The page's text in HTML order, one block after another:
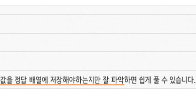
을 정답 배열에 저장해야하는지만 잘 파악하면 쉽게 풀 수 있습니다.